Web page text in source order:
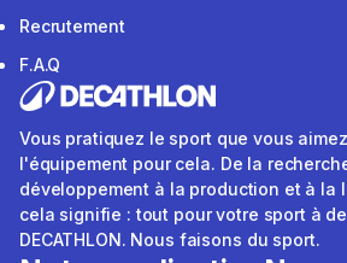
Recrutement
F.A.Q
Vous pratiquez le sport que vous
l'équipement pour cela. De la
développement à la production et à la
cela signifie : tout pour votre sport à
DECATHLON. Nous faisons du sport.